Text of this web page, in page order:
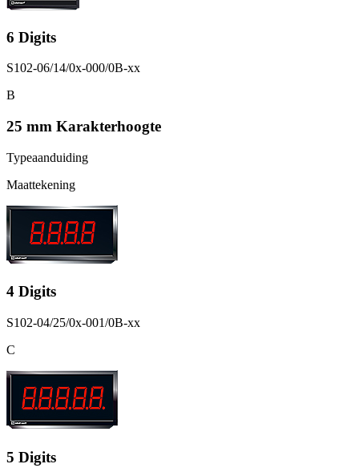
6 Digits
S102-06/14/0x-000/0B-xx
B
25 mm Karakterhoogte
Typeaanduiding
Maattekening
4 Digits
S102-04/25/0x-001/0B-xx
C
5 Digits